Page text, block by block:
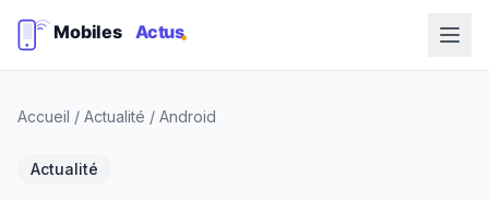
Accueil / Actualité / Android
Actualité